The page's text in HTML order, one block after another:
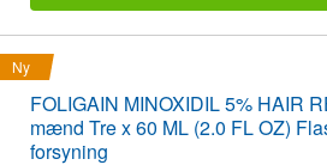
Ny
FOLIGAIN MINOXIDIL 5% HAIR
mænd Tre x 60 ML (2.0 FL OZ)
forsyning